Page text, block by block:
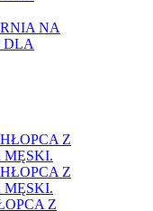
NA
DLA
Z